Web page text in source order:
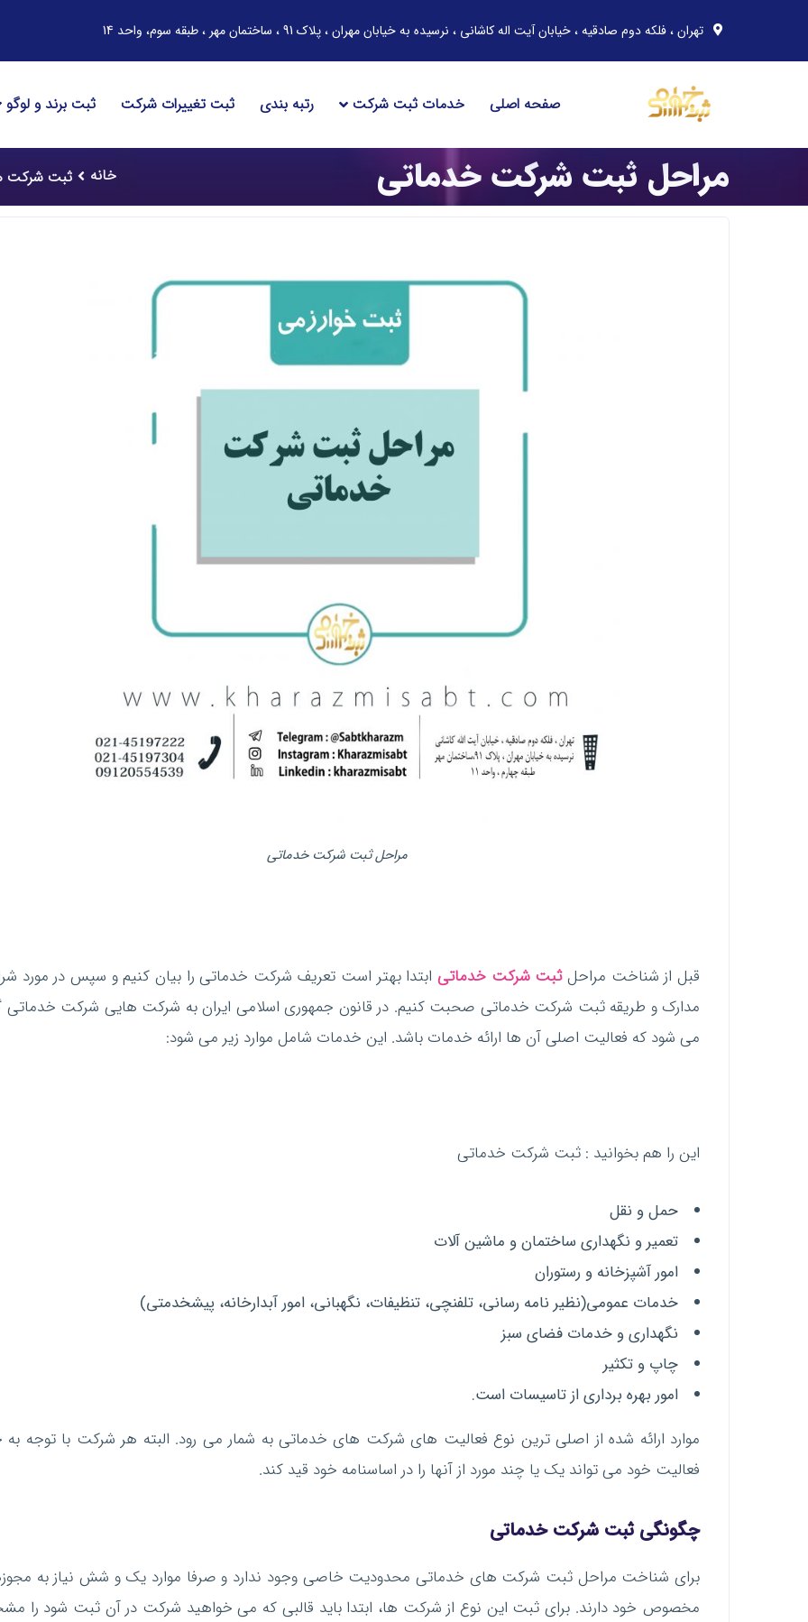
تهران ، فلکه دوم صادقیه ، خیابان آیت اله کاشانی ، نرسیده به خیابان مهران ، پلاک 91 ، ساختمان مهر ، طبقه سوم، واحد 14
صفحه اصلی خدمات ثبت شرکت رتبه بندی ثبت تغییرات شرکت ثبت برند و لوگو
مراحل ثبت شرکت خدماتی خانه ثبت شرکت
مراحل ثبت شرکت خدماتی
قبل از شناخت مراحلثبت شرکت خدماتیابتدا بهتر است تعریف شرکت خدماتی را بیان کنیم و سپس در مورد
مدارک و طریقه ثبت شرکت خدماتی صحبت کنیم. در قانون جمهوری اسلامی ایران به شرکت هایی شرکت خدماتی
می شود که فعالیت اصلی آن ها ارائه خدمات باشد. این خدمات شامل موارد زیر می شود:
این را هم بخوانید : ثبت شرکت خدماتی
حمل و نقل
تعمیر و نگهداری ساختمان و ماشین آلات
امور آشپزخانه و رستوران
خدمات عمومی(نظیر نامه رسانی، تلفنچی، تنظیفات، نگهبانی، امور آبدارخانه، پیشخدمتی)
نگهداری و خدمات فضای سبز
چاپ و تکثیر
امور بهره برداری از تاسیسات است.
موارد ارائه شده از اصلی ترین نوع فعالیت های شرکت های خدماتی به شمار می رود. البته هر شرکت با توجه به
فعالیت خود می تواند یک یا چند مورد از آنها را در اساسنامه خود قید کند.
چگونگی ثبت شرکت خدماتی
برای شناخت مراحل ثبت شرکت های خدماتی محدودیت خاصی وجود ندارد و صرفا موارد یک و شش نیاز به
مخصوص خود دارند. برای ثبت این نوع از شرکت ها، ابتدا باید قالبی که می خواهید شرکت در آن ثبت شود را